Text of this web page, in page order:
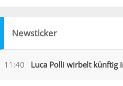
Newsticker
11:40 Luca Polli wirbelt künftig